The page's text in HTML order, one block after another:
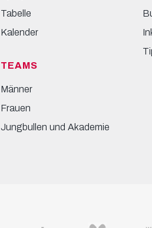
Tabelle
Kalender
TEAMS
Männer
Frauen
Jungbullen und Akademie